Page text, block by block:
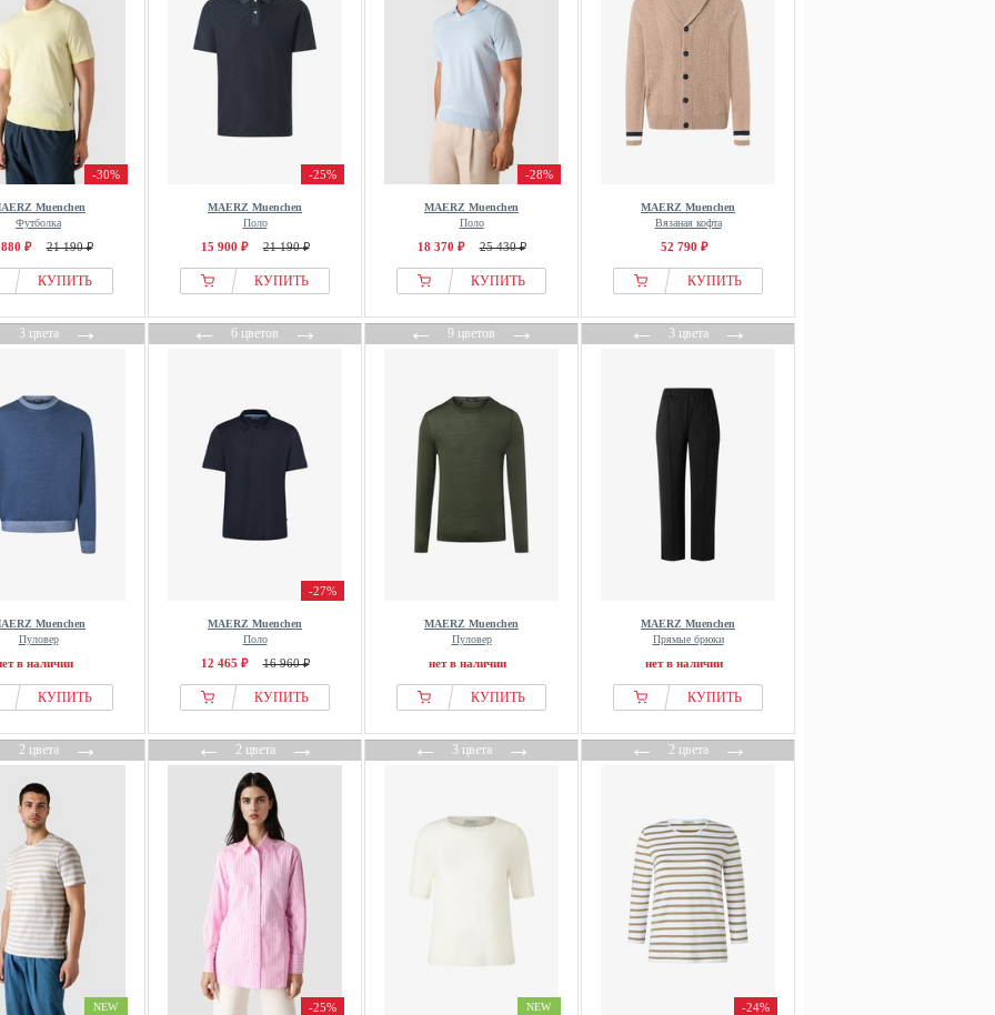
-30%
Muenchen
Футболка
₽ 21 190 ₽
КУПИТЬ
-25%
MAERZ Muenchen
Поло
15 900 ₽ 21 190 ₽
КУПИТЬ
-28%
MAERZ Muenchen
Поло
18 370 ₽ 25 430 ₽
КУПИТЬ
MAERZ Muenchen
Вязаная кофта
52 790 ₽
КУПИТЬ
3 цвета→
Muenchen
Пуловер
в наличии
КУПИТЬ
←6 цветов→
-27%
MAERZ Muenchen
Поло
12 465 ₽ 16 960 ₽
КУПИТЬ
←9 цветов→
MAERZ Muenchen
Пуловер
нет в наличии
КУПИТЬ
←3 цвета→
MAERZ Muenchen
Прямые брюки
нет в наличии
КУПИТЬ
2 цвета→
NEW
←2 цвета→
-25%
←3 цвета→
NEW
←2 цвета→
-24%